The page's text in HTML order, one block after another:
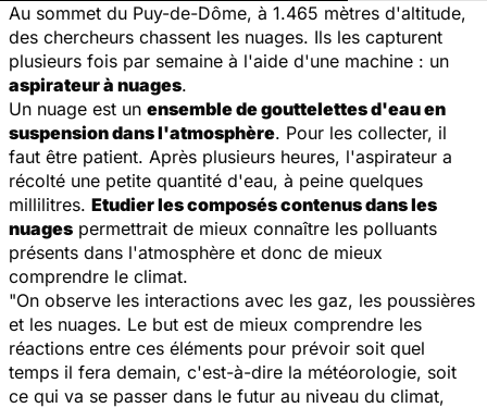
Au sommet du Puy-de-Dôme, à 1.465 mètres d'altitude,
des chercheurs chassent les nuages. Ils les capturent
plusieurs fois par semaine à l'aide d'une machine : un
aspirateur à nuages.
Un nuage est un ensemble de gouttelettes d'eau en
suspension dans l'atmosphère. Pour les collecter, il
faut être patient. Après plusieurs heures, l'aspirateur a
récolté une petite quantité d'eau, à peine quelques
millilitres. Etudier les composés contenus dans les
nuages permettrait de mieux connaître les polluants
présents dans l'atmosphère et donc de mieux
comprendre le climat.
"On observe les interactions avec les gaz, les poussières
et les nuages. Le but est de mieux comprendre les
réactions entre ces éléments pour prévoir soit quel
temps il fera demain, c'est-à-dire la météorologie, soit
ce qui va se passer dans le futur au niveau du climat,